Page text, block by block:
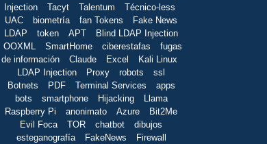
Injection
Tacyt Talentum
Técnico-less
UAC
biometría fan Tokens
Fake News
LDAP
token APT
Blind LDAP Injection
OOXML
SmartHome ciberestafas
fugas
de información
Claude Excel
Kali Linux
LDAP Injection
Proxy robots
ssl
Botnets
PDF Terminal Services
apps
bots
smartphone Hijacking
Llama
Raspberry Pi
anonimato Azure
Bit2Me
Evil Foca
TOR chatbot
dibujos
esteganografía
FakeNews
Firewall